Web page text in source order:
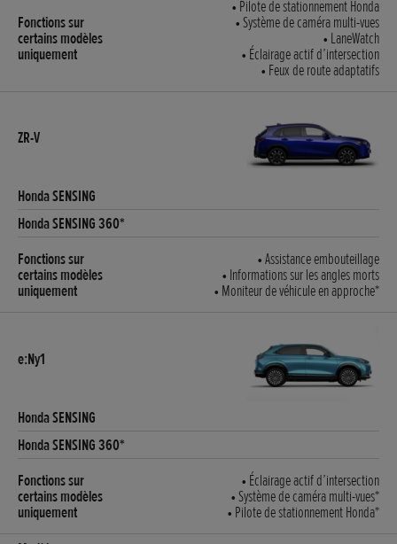
• Pilote de stationnement Honda
• Système de caméra multi-vues
• LaneWatch
• Éclairage actif d’intersection
• Feux de route adaptatifs
• Assistance embouteillage
• Informations sur les angles morts
• Moniteur de véhicule en approche*
• Éclairage actif d’intersection
• Système de caméra multi-vues*
• Pilote de stationnement Honda*